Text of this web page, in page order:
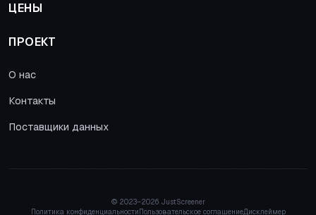
ЦЕНЫ
ПРОЕКТ
О нас
Контакты
Поставщики данных
© 2023–2026 JustScreener
Политика конфиденциальности Пользовательское соглашениеДисклеймер